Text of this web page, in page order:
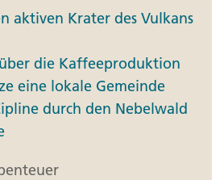
aktiven Krater des Vulkans
die Kaffeeproduktion
eine lokale Gemeinde
durch den Nebelwald